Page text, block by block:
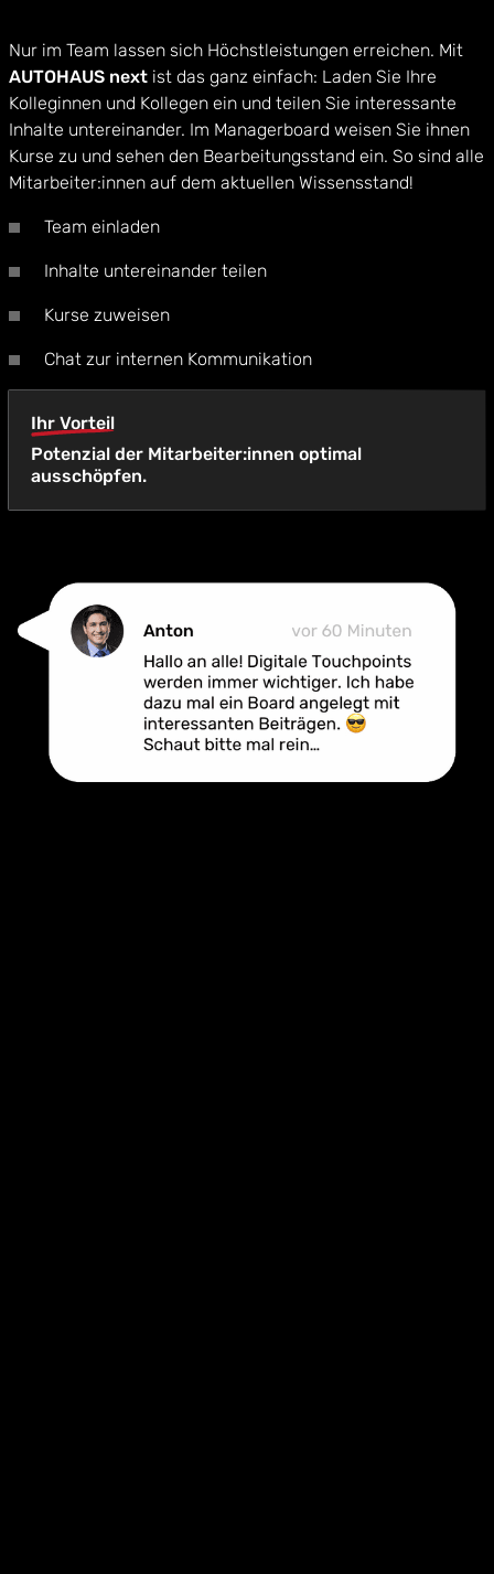
Nur im Team lassen sich Höchstleistungen erreichen. Mit
AUTOHAUS next ist das ganz einfach: Laden Sie Ihre
Kolleginnen und Kollegen ein und teilen Sie interessante
Inhalte untereinander. Im Managerboard weisen Sie ihnen
Kurse zu und sehen den Bearbeitungsstand ein. So sind alle
Mitarbeiter:innen auf dem aktuellen Wissensstand!
Team einladen
Inhalte untereinander teilen
Kurse zuweisen
Chat zur internen Kommunikation
Ihr Vorteil
Potenzial der Mitarbeiter:innen optimal
ausschöpfen.